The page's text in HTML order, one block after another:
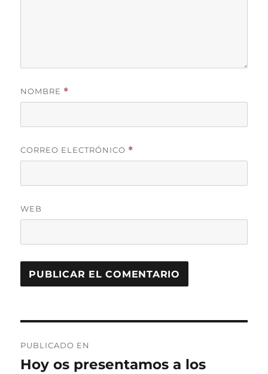
NOMBRE *
CORREO ELECTRÓNICO *
WEB
de
PUBLICADO EN
Hoy os presentamos a los